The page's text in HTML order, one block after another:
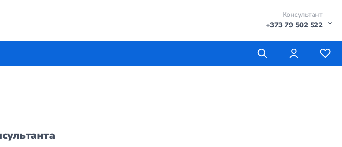
Консультант
+373 79 502 522